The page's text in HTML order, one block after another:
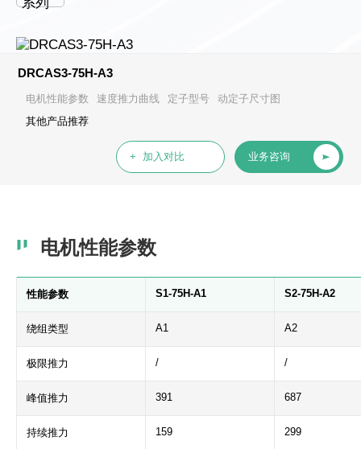
DRCAS3-75H-A3
电机性能参数 速度推力曲线 定子型号
动定子尺寸图
其他产品推荐
+ 加入对比 业务咨询
电机性能参数
性能参数 S1-75H-A1 S2-75H-A2
绕组类型 A1 A2
极限推力 / /
峰值推力 391 687
持续推力 159 299